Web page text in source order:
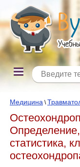
Медицина \
статистика,